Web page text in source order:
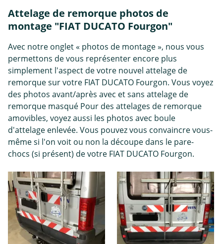
Attelage de remorque photos de
montage "FIAT DUCATO Fourgon"
Avec notre onglet « photos de montage », nous vous
permettons de vous représenter encore plus
simplement l'aspect de votre nouvel attelage de
remorque sur votre FIAT DUCATO Fourgon. Vous voyez
des photos avant/après avec et sans attelage de
remorque masqué Pour des attelages de remorque
amovibles, voyez aussi les photos avec boule
d'attelage enlevée. Vous pouvez vous convaincre vous-
même si l'on voit ou non la découpe dans le pare-
chocs (si présent) de votre FIAT DUCATO Fourgon.